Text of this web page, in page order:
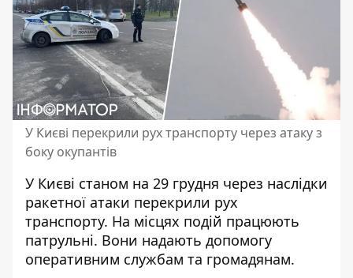
У Києві перекрили рух транспорту через атаку з
боку окупантів
У Києві станом на 29 грудня через наслідки
ракетної атаки перекрили рух
транспорту. На місцях подій працюють
патрульні. Вони надають допомогу
оперативним службам та громадянам.